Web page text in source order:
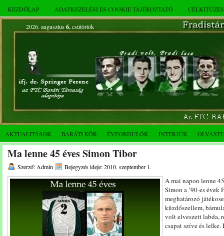
KEZDŐLAP ADATKEZELÉSI ÉS COOKIE TÁJÉKOZTATÓ
2026. augusztus 6.csütörtök
AKTUALITÁSOK BARÁTI KÖR ÉVFORDULÓK INTERJÚK
Ma lenne 45 éves Simon Tibor
Szerző: Admin Bejegyzés ideje: 2010. szeptember 1.
A mai napon lenne
Simon a ’90-es évek
meghatározó
küzdőszellem,
volt elveszett labda,
csapat szíve és lelke.